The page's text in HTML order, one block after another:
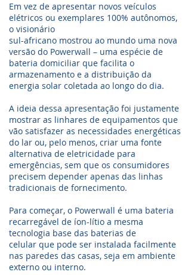
Em vez de apresentar novos veículos
elétricos ou exemplares 100% autônomos,
o visionário
sul-africano mostrou ao mundo uma nova
versão do Powerwall – uma espécie de
bateria domiciliar que facilita o
armazenamento e a distribuição da
energia solar coletada ao longo do dia.
A ideia dessa apresentação foi justamente
mostrar as linhares de equipamentos que
vão satisfazer as necessidades energéticas
do lar ou, pelo menos, criar uma fonte
alternativa de eletricidade para
emergências, sem que os consumidores
precisem depender apenas das linhas
tradicionais de fornecimento.
Para começar, o Powerwall é uma bateria
recarregável de íon-lítio a mesma
tecnologia base das baterias de
celular que pode ser instalada facilmente
nas paredes das casas, seja em ambiente
externo ou interno.